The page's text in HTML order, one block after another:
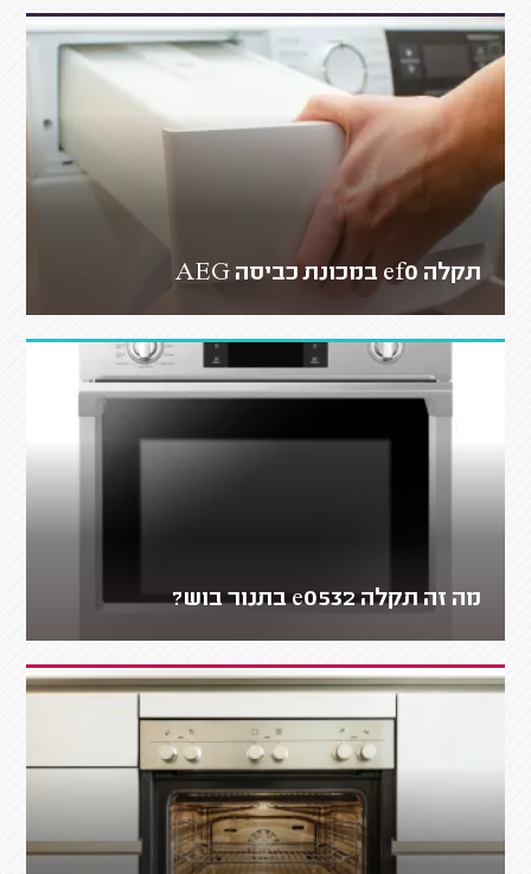
תקלה ef0 במכונת כביסה AEG
מה זה תקלה e0532 בתנור בוש?